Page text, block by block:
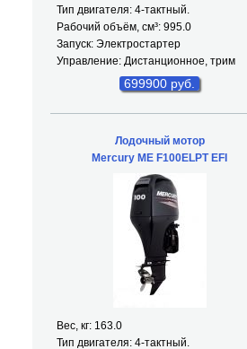
Тип двигателя: 4-тактный.
Рабочий объём, см³: 995.0
Запуск: Электростартер
Управление: Дистанционное, трим
699900 руб.
Лодочный мотор
Mercury ME F100ELPT EFI
Вес, кг: 163.0
Тип двигателя: 4-тактный.